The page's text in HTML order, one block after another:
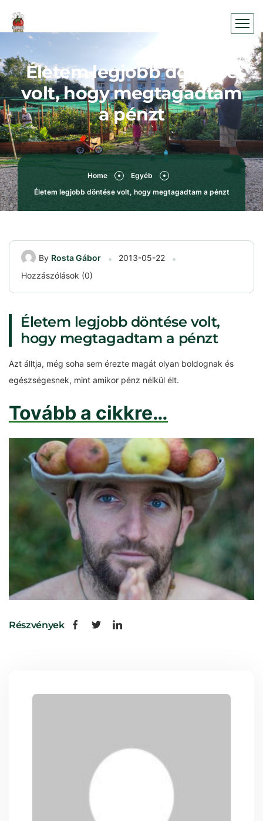
Életem legjobb döntése
volt, hogy megtagadtam
a pénzt
Home
Egyéb
Életem legjobb döntése volt, hogy megtagadtam a pénzt
By Rosta Gábor
2013-05-22
Hozzászólások (0)
Életem legjobb döntése volt,
hogy megtagadtam a pénzt
Azt álltja, még soha sem érezte magát olyan boldognak és
egészségesnek, mint amikor pénz nélkül élt.
Tovább a cikkre…
Részvények